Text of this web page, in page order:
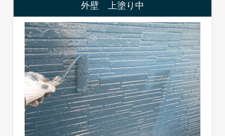
外壁 上塗り中